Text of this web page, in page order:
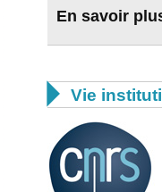
En savoir
 Vie